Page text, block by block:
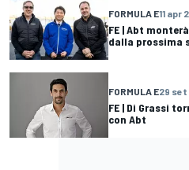
FORMULA E11 apr
FE | Abt
dalla prossima
FORMULA E29 set
FE | Di Grassi
con Abt